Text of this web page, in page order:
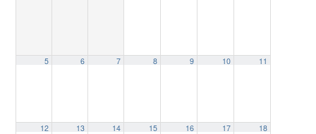
5 6 7 8 9 10 11
12 13 14 15 16 17 18